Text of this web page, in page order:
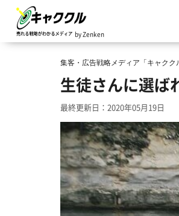
by Zenken
集客・広告戦略メディア「キャクク
生徒さんに選ば
最終更新日：2020年05月19日